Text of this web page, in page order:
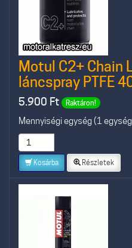
Motul C2+ Chain
láncspray PTFE
5.900 Ft Raktáron!
Mennyiségi egység (1
Kosárba Részletek